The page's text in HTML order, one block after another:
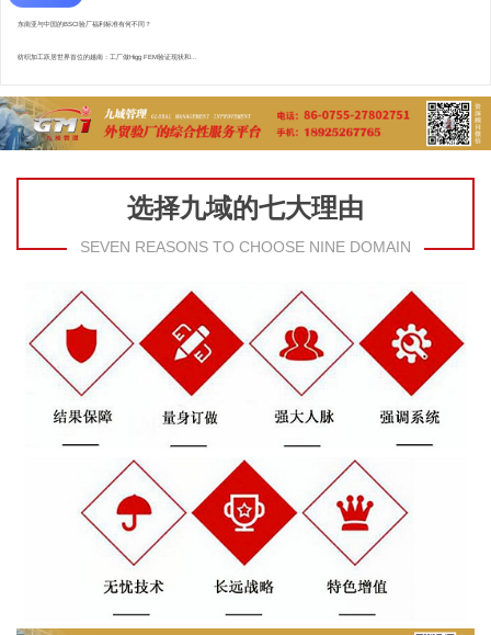
东南亚与中国的BSCI验厂福利标准有何不同？
纺织加工跃居世界首位的越南：工厂做Higg FEM验证现状和...
选择九域的七大理由
SEVEN REASONS TO CHOOSE NINE DOMAIN